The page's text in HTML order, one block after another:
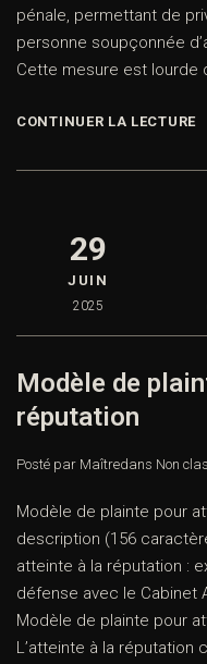
pénale, permettant de
personne soupçonnée
Cette mesure est lourde
CONTINUER LA LECTURE
29
JUIN
2025
Modèle de
réputation
Posté par Maîtredans Non
Modèle de plainte pour
description (156
atteinte à la réputation :
défense avec le Cabinet
Modèle de plainte pour
L’atteinte à la réputation